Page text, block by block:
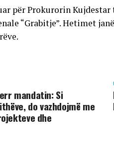
për Prokurorin
“Grabitje”. Hetimet
mandatin: Si
do vazhdojmë me
dhe